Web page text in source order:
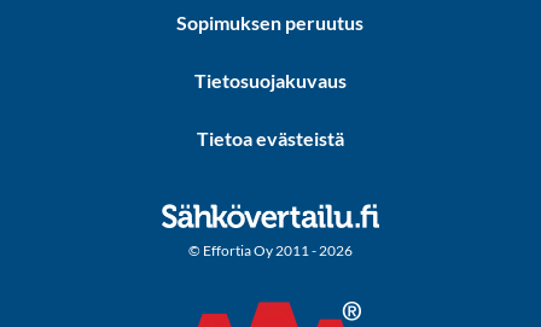
Sopimuksen peruutus
Tietosuojakuvaus
Tietoa evästeistä
© Effortia Oy 2011 - 2026